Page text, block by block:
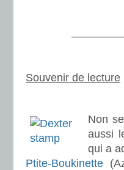
Souvenir de lecture
Non
aussi
qui a
Ptite-Boukinette